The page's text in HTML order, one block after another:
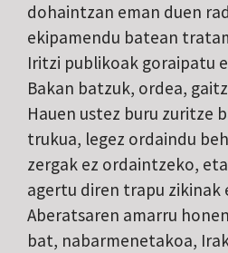
dohaintzan eman duen
ekipamendu batean
Iritzi publikoak goraipatu
Bakan batzuk, ordea,
Hauen ustez buru zuritze
trukua, legez ordaindu
zergak ez ordaintzeko,
agertu diren trapu zikinak
Aberatsaren amarru
bat, nabarmenetakoa,